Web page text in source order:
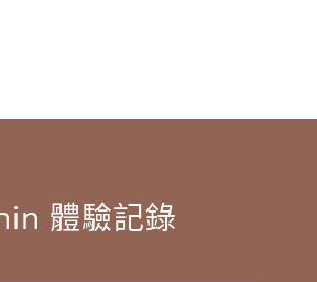
體驗記錄